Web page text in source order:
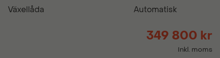
Växellåda
Automatisk
349 800 kr
Inkl. moms